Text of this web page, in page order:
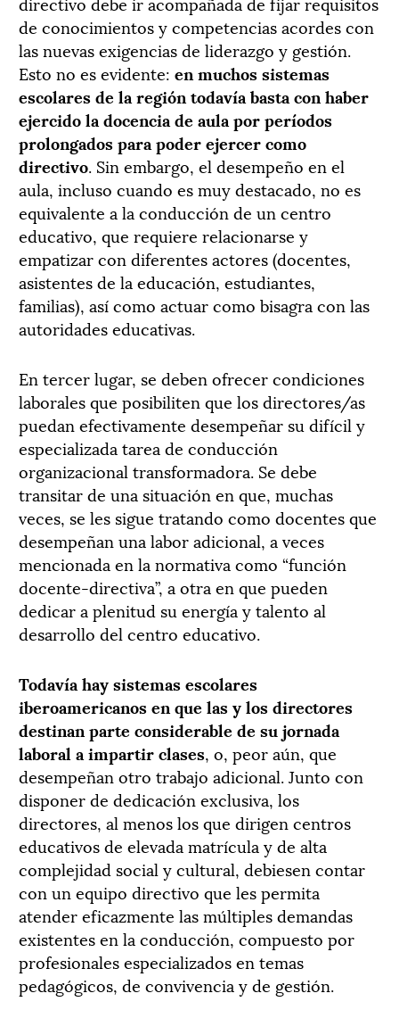
de conocimientos y competencias acordes con
las nuevas exigencias de liderazgo y gestión.
Esto no es evidente: en muchos sistemas
escolares de la región todavía basta con haber
ejercido la docencia de aula por períodos
prolongados para poder ejercer como
directivo. Sin embargo, el desempeño en el
aula, incluso cuando es muy destacado, no es
equivalente a la conducción de un centro
educativo, que requiere relacionarse y
empatizar con diferentes actores (docentes,
asistentes de la educación, estudiantes,
familias), así como actuar como bisagra con las
autoridades educativas.
En tercer lugar, se deben ofrecer condiciones
laborales que posibiliten que los directores/as
puedan efectivamente desempeñar su difícil y
especializada tarea de conducción
organizacional transformadora. Se debe
transitar de una situación en que, muchas
veces, se les sigue tratando como docentes que
desempeñan una labor adicional, a veces
mencionada en la normativa como “función
docente-directiva”, a otra en que pueden
dedicar a plenitud su energía y talento al
desarrollo del centro educativo.
Todavía hay sistemas escolares
iberoamericanos en que las y los directores
destinan parte considerable de su jornada
laboral a impartir clases, o, peor aún, que
desempeñan otro trabajo adicional. Junto con
disponer de dedicación exclusiva, los
directores, al menos los que dirigen centros
educativos de elevada matrícula y de alta
complejidad social y cultural, debiesen contar
con un equipo directivo que les permita
atender eficazmente las múltiples demandas
existentes en la conducción, compuesto por
profesionales especializados en temas
pedagógicos, de convivencia y de gestión.